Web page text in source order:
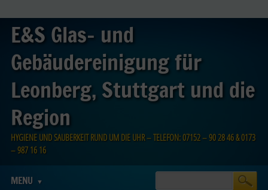
E&S Glas- und
Gebäudereinigung für
Leonberg, Stuttgart und die
Region
HYGIENE UND SAUBERKEIT RUND UM DIE UHR – TELEFON: 07152 – 90 28 46 & 0173
– 987 16 16
Main menu
MENU